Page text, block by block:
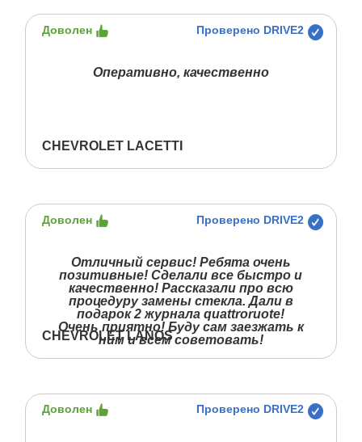
Доволен Проверено DRIVE2
Оперативно, качественно
CHEVROLET LACETTI
Доволен Проверено DRIVE2
Отличный сервис! Ребята очень
позитивные! Сделали все быстро и
качественно! Рассказали про всю
процедуру замены стекла. Дали в
подарок 2 журнала quattroruote!
Очень приятно! Буду сам заезжать к
ним и всем советовать!
CHEVROLET LANOS
Доволен Проверено DRIVE2